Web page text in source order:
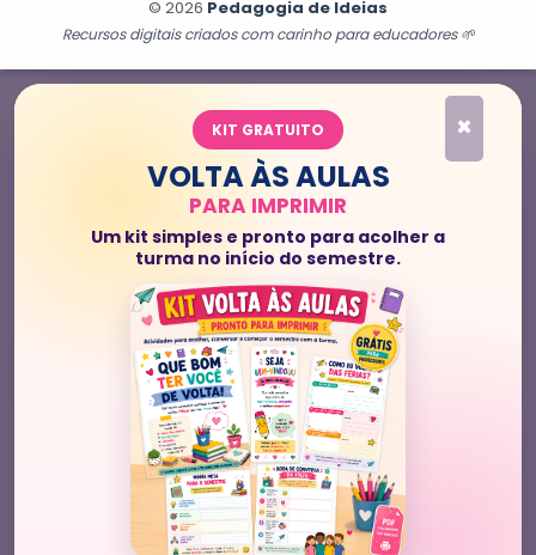
© 2026 Pedagogia de Ideias
Recursos digitais criados com carinho para educadores 🌱
×
KIT GRATUITO
VOLTA ÀS AULAS
PARA IMPRIMIR
Um kit simples e pronto para acolher a
turma no início do semestre.